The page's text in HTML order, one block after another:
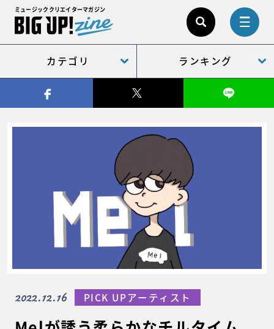
ミュージッククリエイターマガジン
カテゴリ ランキング
2022.12.16 PICK UPアーティスト